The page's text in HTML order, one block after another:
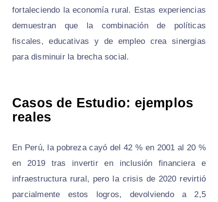
fortaleciendo la economía rural. Estas experiencias
demuestran que la combinación de políticas
fiscales, educativas y de empleo crea sinergias
para disminuir la brecha social.
Casos de Estudio: ejemplos
reales
En Perú, la pobreza cayó del 42 % en 2001 al 20 %
en 2019 tras invertir en inclusión financiera e
infraestructura rural, pero la crisis de 2020 revirtió
parcialmente estos logros, devolviendo a 2,5